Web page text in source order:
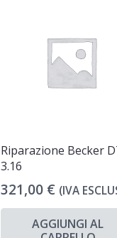
Riparazione Becker
3.16
321,00 € (IVA
AGGIUNGI AL